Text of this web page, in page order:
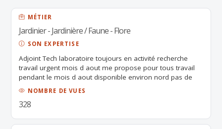
MÉTIER
Jardinier - Jardinière / Faune - Flore
SON EXPERTISE
Adjoint Tech laboratoire toujours en activité recherche
travail urgent mois d aout me propose pour tous travail
pendant le mois d aout disponible environ nord pas de
calais pour toit travail aide cuisine manutentions logistique
entretien ménagère j ai 30ans expérience très dynamique
sérieuse je suis une personne dynamique agréable aime
Tondeuse becher taille haie ce n est pas ma profession
NOMBRE DE VUES
328